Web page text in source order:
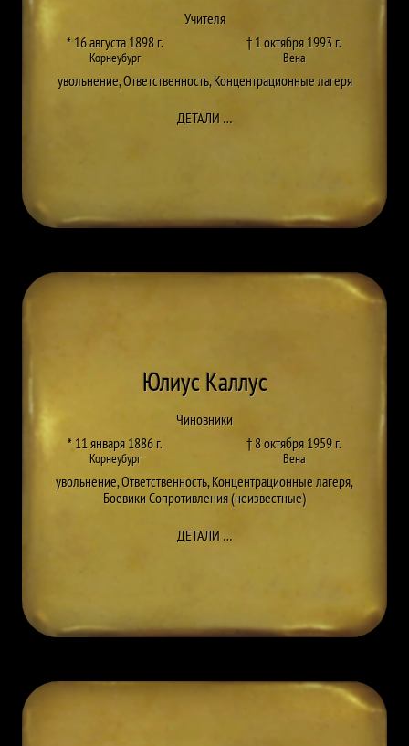
Учителя
* 16 августа 1898 г.
Корнеубург
† 1 октября 1993 г.
Вена
увольнение,Ответственность,Концентрационные лагеря
ДЕТАЛИ…ДО HERMANN KÄFER
Юлиус Каллус
Чиновники
* 11 января 1886 г.
Корнеубург
† 8 октября 1959 г.
Вена
увольнение,Ответственность,Концентрационные лагеря,
Боевики Сопротивления (неизвестные)
ДЕТАЛИ…ДО JULIUS KALLUS